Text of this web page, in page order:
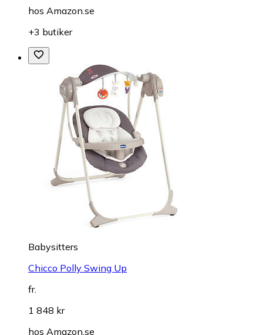
hos Amazon.se
+3 butiker
Babysitters
Chicco Polly Swing Up
fr.
1 848 kr
hos Amazon.se